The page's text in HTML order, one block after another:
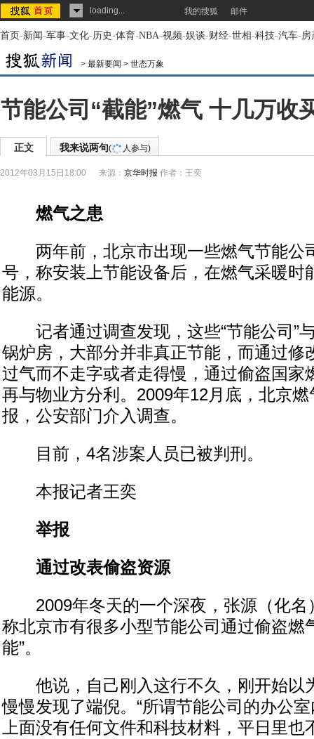
loading... 我的搜狐 邮件
首页-新闻-军事-文化-历史-体育-NBA-视频-娱谈-财经-世相-科技-汽车-房
> 最新要闻 > 世态万象
节能公司“截能”燃气 十几万收
正文 我来说两句( 人参与)
2012年03月15日18:00 来源： 京华时报 作者：王奕
燃气之患
两年前，北京市出现一些燃气节能公
号，称安装上节能设备后，在燃气采暖时
能源。
记者通过调查发现，这些“节能公司”
锅炉房，大部分并非真正节能，而通过修
过气而不走字或者走得慢，通过偷盗国家
再与物业方分利。2009年12月底，北京
报，公安部门介入调查。
目前，4名涉案人员已被判刑。
本报记者王奕
举报
通过改表偷盗资源
2009年冬天的一个深夜，张源（化名
称北京市有很多小型节能公司通过偷盗燃
能”。
他说，自己刚入这行不久，刚开始以
慢慢发现了端倪。“所谓节能公司的办公
上面没有任何文件和科技材料，平日里也